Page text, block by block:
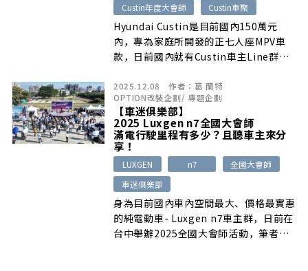
Custin年度大會師 Custin車聚
Hyundai Custin是目前國內150萬元
內，專為家庭所開發的正七人座MPV車
款，日前國內就有Custin車主Line群
往採訪眾車主用車心得，我們來聽看看這
些Custin車主是怎麼說的？
2025.12.08 作者： 葛 蘭特
OPTION改裝企劃/專題企劃
【車迷俱樂部】
2025 Luxgen n7全國大會師
滿電行駛里程有多少？且聽車主來分
享！
LUXGEN n7
全國大會師
車迷俱樂部
身為目前國內車內空間最大、價格最實惠
的純電動車- Luxgen n7車主群，日前在
台中舉辦2025全國大會師活動，筆者也